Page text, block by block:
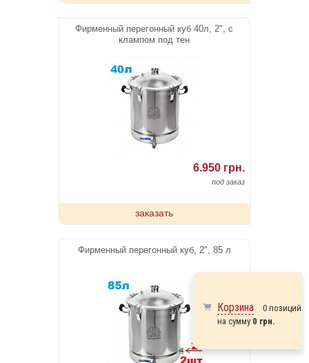
Фирменный перегонный куб 40л, 2", с
клампом под тен
6.950 грн.
под заказ
заказать
Фирменный перегонный куб, 2", 85 л
Корзина
0 позиций
на сумму 0 грн.